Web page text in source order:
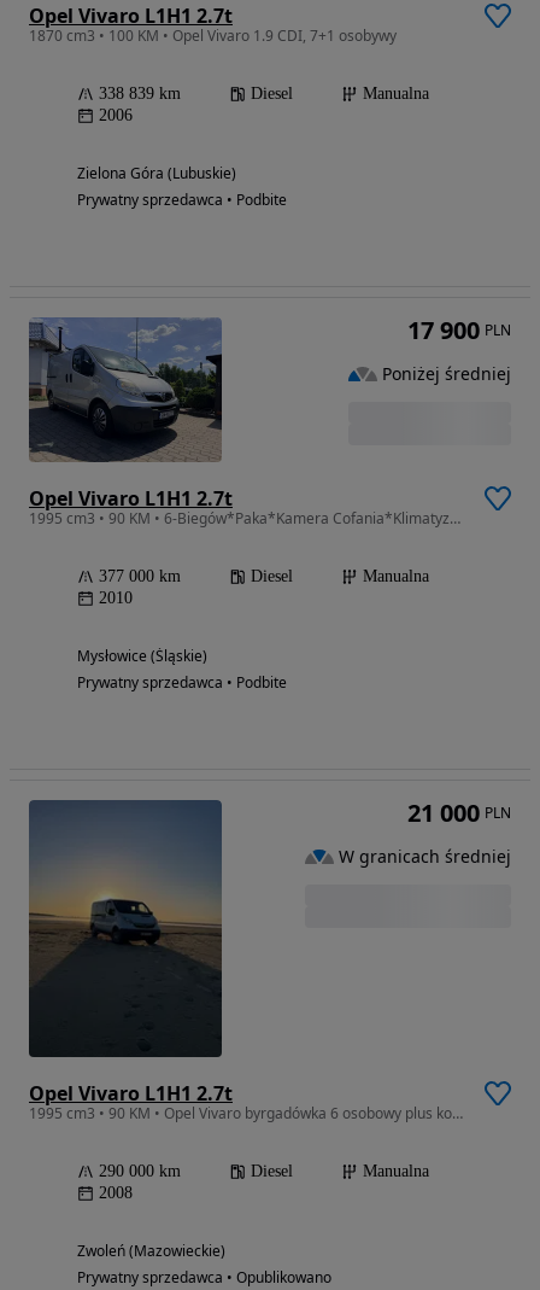
Opel Vivaro L1H1 2.7t
1870 cm3 • 100 KM • Opel Vivaro 1.9 CDI, 7+1 osobywy
338 839 km Diesel
Manualna
2006
Zielona Góra (Lubuskie)
Prywatny sprzedawca • Podbite
Opel Vivaro L1H1 2.7t
1995 cm3 • 90 KM • 6-Biegów*Paka*Kamera Cofania*Klimatyzacja*Zadbana
377 000 km Diesel
Manualna
2010
Mysłowice (Śląskie)
Prywatny sprzedawca • Podbite
17 900 PLN
Poniżej średniej
Opel Vivaro L1H1 2.7t
1995 cm3 • 90 KM • Opel Vivaro byrgadówka 6 osobowy plus komplet opon lato/zima
290 000 km Diesel
Manualna
2008
Zwoleń (Mazowieckie)
Prywatny sprzedawca • Opublikowano
21 000 PLN
W granicach średniej